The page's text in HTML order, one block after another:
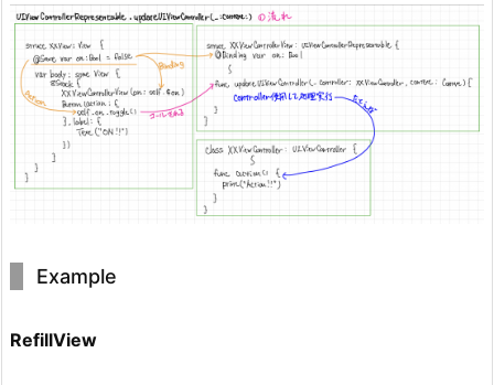
Example
RefillView